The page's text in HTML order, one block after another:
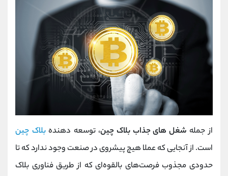
از جمله شغل های جذاب بلاک چین، توسعه دهندهبلاک چین
است. از آنجایی که عملا هیچ پیشروی در صنعت وجود ندارد که تا
حدودی مجذوب فرصت‌های بالقوه‌ای که از طریق فناوری بلاک